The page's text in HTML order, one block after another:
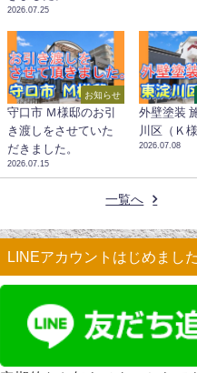
2026.07.25
お知らせ
守口市 Ｍ様邸のお引
き渡しをさせていた
だきました。
2026.07.15
外壁塗装
川区（Ｋ様
2026.07.08
一覧へ
LINEアカウントはじめました